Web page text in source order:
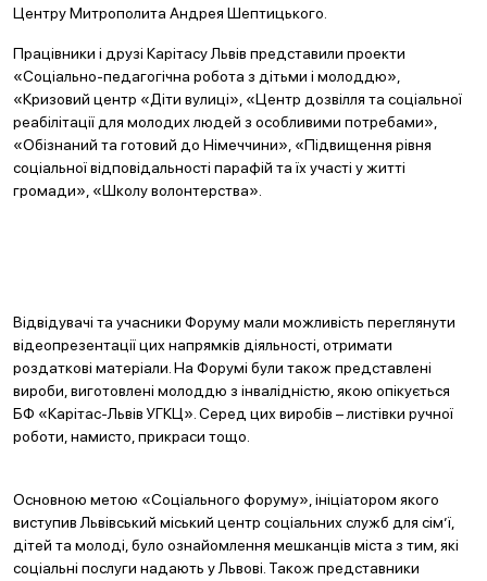
Центру Митрополита Андрея Шептицького.
Працівники і друзі Карітасу Львів представили проекти
«Соціально-педагогічна робота з дітьми і молоддю»,
«Кризовий центр «Діти вулиці», «Центр дозвілля та соціальної
реабілітації для молодих людей з особливими потребами»,
«Обізнаний та готовий до Німеччини», «Підвищення рівня
соціальної відповідальності парафій та їх участі у житті
громади», «Школу волонтерства».
Відвідувачі та учасники Форуму мали можливість переглянути
відеопрезентації цих напрямків діяльності, отримати
роздаткові матеріали. На Форумі були також представлені
вироби, виготовлені молоддю з інвалідністю, якою опікується
БФ «Карітас-Львів УГКЦ». Серед цих виробів – листівки ручної
роботи, намисто, прикраси тощо.
Основною метою «Соціального форуму», ініціатором якого
виступив Львівський міський центр соціальних служб для сім’ї,
дітей та молоді, було ознайомлення мешканців міста з тим, які
соціальні послуги надають у Львові. Також представники